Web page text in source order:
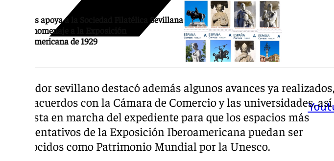
Correos apoya a la Sociedad Filatélica Sevillana
en su homenaje a la Exposición
Iberoamericana de 1929
El regidor sevillano destacó además algunos avances ya realizados,
como acuerdos con la Cámara de Comercio y las universidades,
la puesta en marcha del expediente para que los espacios más
representativos de la Exposición Iberoamericana puedan ser
reconocidos como Patrimonio Mundial por la Unesco.